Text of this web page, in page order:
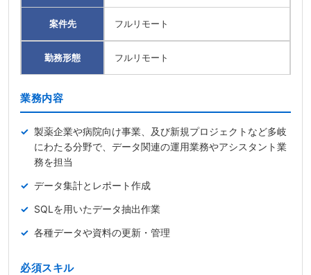
案件先 フルリモート
勤務形態 フルリモート
業務内容
製薬企業や病院向け事業、及び新規プロジェクトなど多岐
にわたる分野で、データ関連の運用業務やアシスタント業
務を担当
データ集計とレポート作成
SQLを用いたデータ抽出作業
各種データや資料の更新・管理
必須スキル